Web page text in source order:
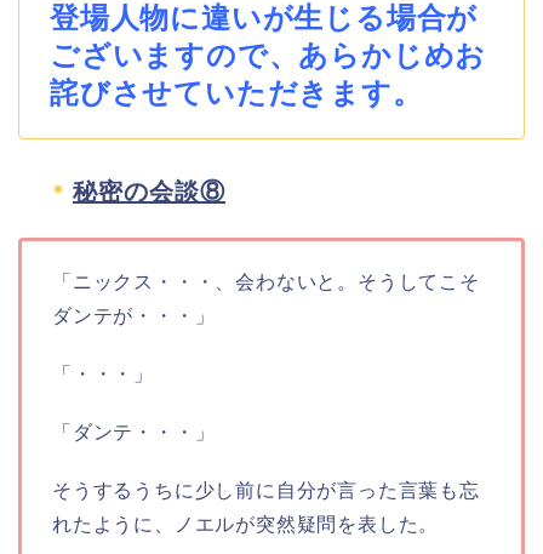
登場人物に違いが生じる場合が
ございますので、あらかじめお
詫びさせていただきます。
秘密の会談⑧
「ニックス・・・、会わないと。そうしてこそ
ダンテが・・・」
「・・・」
「ダンテ・・・」
そうするうちに少し前に自分が言った言葉も忘
れたように、ノエルが突然疑問を表した。